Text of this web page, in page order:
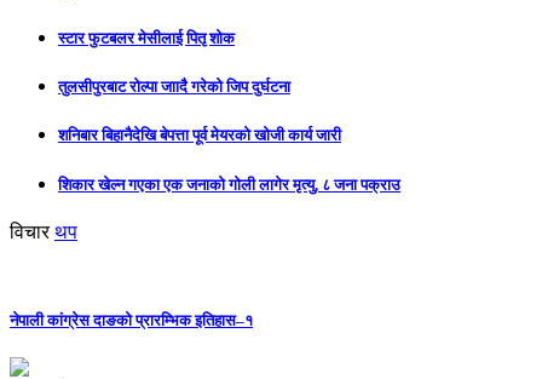
स्टार फुटबलर मेसीलाई पितृ शोक
तुलसीपुरबाट रोल्पा जाादै गरेको जिप दुर्घटना
शनिबार बिहानैदेखि बेपत्ता पूर्व मेयरको खोजी कार्य जारी
शिकार खेल्न गएका एक जनाको गोली लागेर मृत्यु, ८ जना पक्राउ
विचार थप
नेपाली कांग्रेस दाङको प्रारम्भिक इतिहास–१